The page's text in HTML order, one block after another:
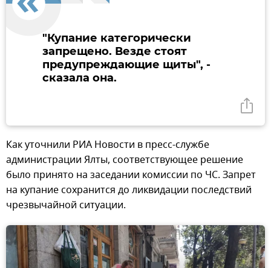
"Купание категорически
запрещено. Везде стоят
предупреждающие щиты", -
сказала она.
Как уточнили РИА Новости в пресс-службе
администрации Ялты, соответствующее решение
было принято на заседании комиссии по ЧС. Запрет
на купание сохранится до ликвидации последствий
чрезвычайной ситуации.